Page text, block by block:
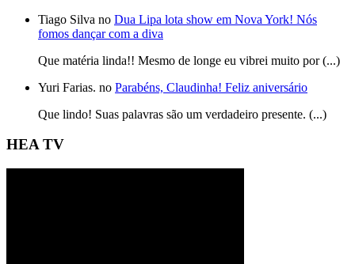
Tiago Silva no Dua Lipa lota show em Nova York! Nós
fomos dançar com a diva
Que matéria linda!! Mesmo de longe eu vibrei muito por (...)
Yuri Farias. no Parabéns, Claudinha! Feliz aniversário
Que lindo! Suas palavras são um verdadeiro presente. (...)
HEA TV